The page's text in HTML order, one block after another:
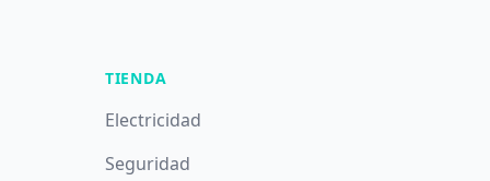
TIENDA
Electricidad
Seguridad